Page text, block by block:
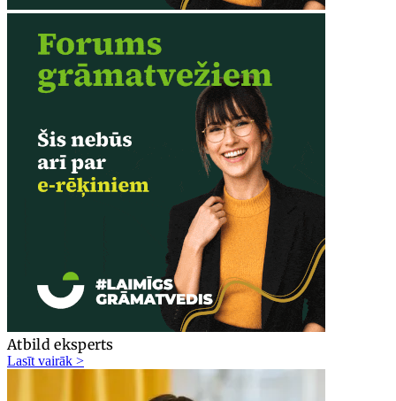
Atbild eksperts
Lasīt vairāk >